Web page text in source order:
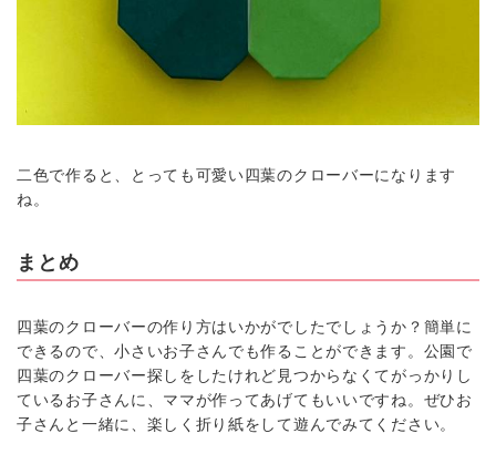
二色で作ると、とっても可愛い四葉のクローバーになります
ね。
まとめ
四葉のクローバーの作り方はいかがでしたでしょうか？簡単に
できるので、小さいお子さんでも作ることができます。公園で
四葉のクローバー探しをしたけれど見つからなくてがっかりし
ているお子さんに、ママが作ってあげてもいいですね。ぜひお
子さんと一緒に、楽しく折り紙をして遊んでみてください。